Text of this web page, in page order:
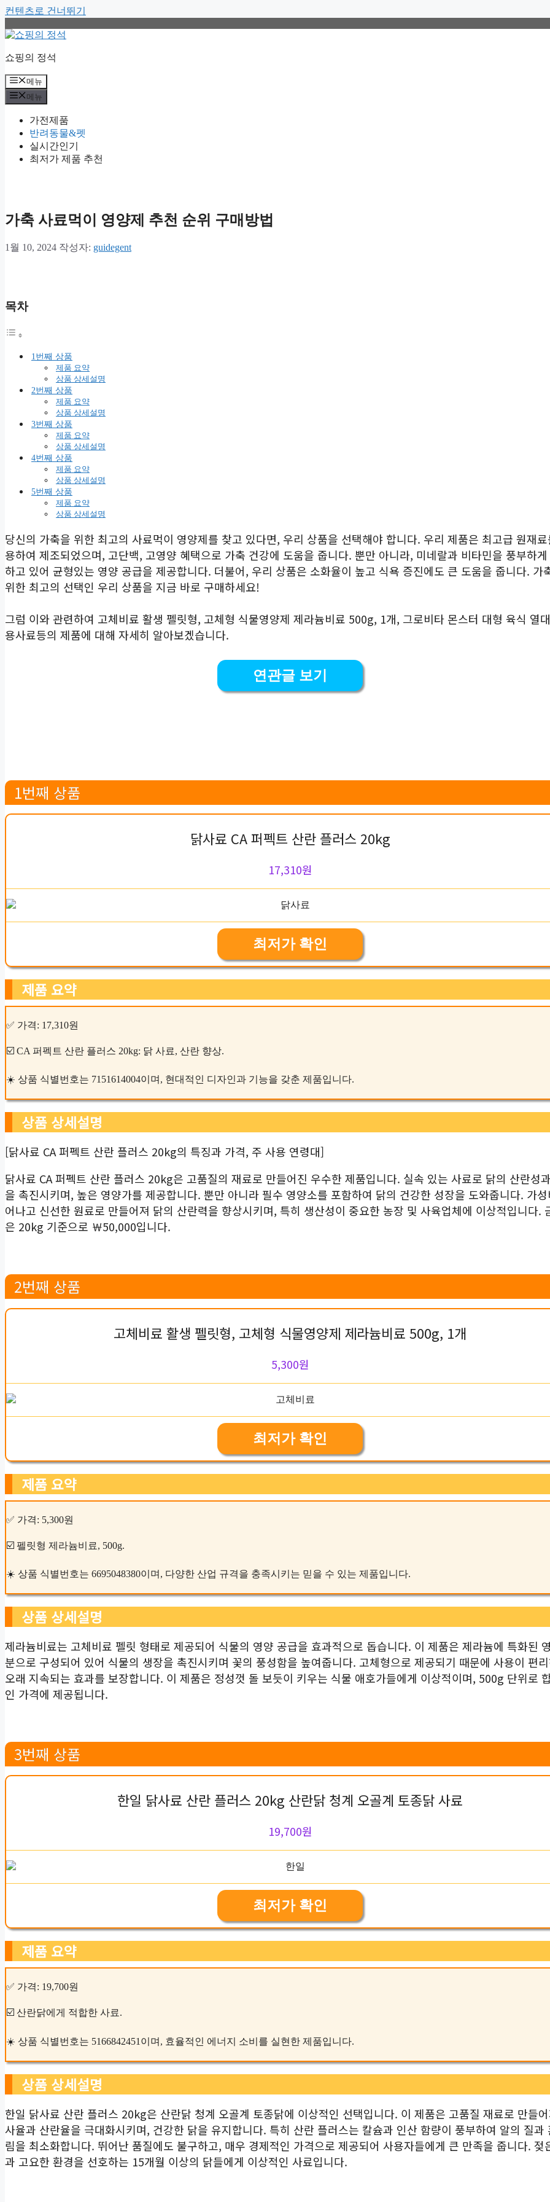
컨텐츠로 건너뛰기
쇼핑의 정석
메뉴
메뉴
가전제품
반려동물&펫
실시간인기
최저가 제품 추천
가축 사료먹이 영양제 추천 순위 구매방법
1월 10, 2024 작성자: guidegent
목차
1번째 상품
제품 요약
상품 상세설명
2번째 상품
제품 요약
상품 상세설명
3번째 상품
제품 요약
상품 상세설명
4번째 상품
제품 요약
상품 상세설명
5번째 상품
제품 요약
상품 상세설명
당신의 가축을 위한 최고의 사료먹이 영양제를 찾고 있다면, 우리 상품을 선택해야 합니다. 우리 제품은 최고급 원재
용하여 제조되었으며, 고단백, 고영양 혜택으로 가축 건강에 도움을 줍니다. 뿐만 아니라, 미네랄과 비타민을 풍부하
하고 있어 균형있는 영양 공급을 제공합니다. 더불어, 우리 상품은 소화율이 높고 식욕 증진에도 큰 도움을 줍니다. 가
위한 최고의 선택인 우리 상품을 지금 바로 구매하세요!
그럼 이와 관련하여 고체비료 활생 펠릿형, 고체형 식물영양제 제라늄비료 500g, 1개, 그로비타 몬스터 대형 육식 열
용사료등의 제품에 대해 자세히 알아보겠습니다.
연관글 보기
1번째 상품
닭사료 CA 퍼펙트 산란 플러스 20kg
17,310원
최저가 확인
제품 요약
✅ 가격: 17,310원
☑️ CA 퍼펙트 산란 플러스 20kg: 닭 사료, 산란 향상.
☀️ 상품 식별번호는 7151614004이며, 현대적인 디자인과 기능을 갖춘 제품입니다.
상품 상세설명
[닭사료 CA 퍼펙트 산란 플러스 20kg의 특징과 가격, 주 사용 연령대]
닭사료 CA 퍼펙트 산란 플러스 20kg은 고품질의 재료로 만들어진 우수한 제품입니다. 실속 있는 사료로 닭의 산란성
을 촉진시키며, 높은 영양가를 제공합니다. 뿐만 아니라 필수 영양소를 포함하여 닭의 건강한 성장을 도와줍니다. 가
어나고 신선한 원료로 만들어져 닭의 산란력을 향상시키며, 특히 생산성이 중요한 농장 및 사육업체에 이상적입니다.
은 20kg 기준으로 ￦50,000입니다.
2번째 상품
고체비료 활생 펠릿형, 고체형 식물영양제 제라늄비료 500g, 1개
5,300원
최저가 확인
제품 요약
✅ 가격: 5,300원
☑️ 펠릿형 제라늄비료, 500g.
☀️ 상품 식별번호는 6695048380이며, 다양한 산업 규격을 충족시키는 믿을 수 있는 제품입니다.
상품 상세설명
제라늄비료는 고체비료 펠릿 형태로 제공되어 식물의 영양 공급을 효과적으로 돕습니다. 이 제품은 제라늄에 특화된
분으로 구성되어 있어 식물의 생장을 촉진시키며 꽃의 풍성함을 높여줍니다. 고체형으로 제공되기 때문에 사용이 편
오래 지속되는 효과를 보장합니다. 이 제품은 정성껏 돌 보듯이 키우는 식물 애호가들에게 이상적이며, 500g 단위로
인 가격에 제공됩니다.
3번째 상품
한일 닭사료 산란 플러스 20kg 산란닭 청계 오골계 토종닭 사료
19,700원
최저가 확인
제품 요약
✅ 가격: 19,700원
☑️ 산란닭에게 적합한 사료.
☀️ 상품 식별번호는 5166842451이며, 효율적인 에너지 소비를 실현한 제품입니다.
상품 상세설명
한일 닭사료 산란 플러스 20kg은 산란닭 청계 오골계 토종닭에 이상적인 선택입니다. 이 제품은 고품질 재료로 만들
사율과 산란율을 극대화시키며, 건강한 닭을 유지합니다. 특히 산란 플러스는 칼슘과 인산 함량이 풍부하여 알의 질과
림을 최소화합니다. 뛰어난 품질에도 불구하고, 매우 경제적인 가격으로 제공되어 사용자들에게 큰 만족을 줍니다. 젖
과 고요한 환경을 선호하는 15개월 이상의 닭들에게 이상적인 사료입니다.